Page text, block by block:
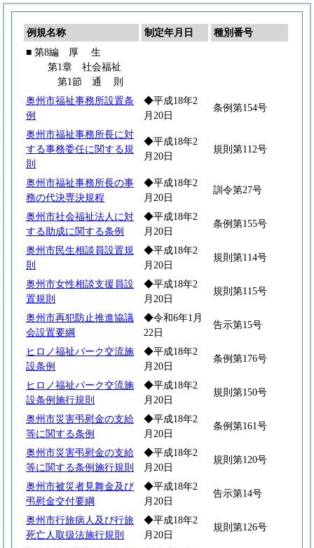
例規名称 制定年月日
種別番号
■ 第8編 厚 生
第1章 社会福祉
第1節 通 則
奥州市福祉事務所設置条
例
◆平成18年2
月20日
条例第154号
奥州市福祉事務所長に対
する事務委任に関する規
則
◆平成18年2
月20日
規則第112号
奥州市福祉事務所長の事
務の代決専決規程
◆平成18年2
月20日
訓令第27号
奥州市社会福祉法人に対
する助成に関する条例
◆平成18年2
月20日
条例第155号
奥州市民生相談員設置規
則
◆平成18年2
月20日
規則第114号
奥州市女性相談支援員設
置規則
◆平成18年2
月20日
規則第115号
奥州市再犯防止推進協議
会設置要綱
◆令和6年1月
22日
告示第15号
ヒロノ福祉パーク交流施
設条例
◆平成18年2
月20日
条例第176号
ヒロノ福祉パーク交流施
設条例施行規則
◆平成18年2
月20日
規則第150号
奥州市災害弔慰金の支給
等に関する条例
◆平成18年2
月20日
条例第161号
奥州市災害弔慰金の支給
等に関する条例施行規則
◆平成18年2
月20日
規則第120号
奥州市被災者見舞金及び
弔慰金交付要綱
◆平成18年2
月20日
告示第14号
奥州市行旅病人及び行旅
死亡人取扱法施行規則
◆平成18年2
月20日
規則第126号